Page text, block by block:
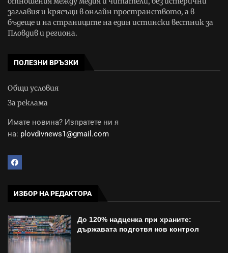
заглавия и крясъци в онлайн пространството, а в
бъдеще и на страниците на един истински вестник за
Пловдив и региона.
ПОЛЕЗНИ ВРЪЗКИ
Общи условия
За реклама
Имате новина? Изпратете ни я
на: plovdivnews1@gmail.com
ИЗБОР НА РЕДАКТОРА
До 120% надценка при храните:
държавата подготвя нов контрол